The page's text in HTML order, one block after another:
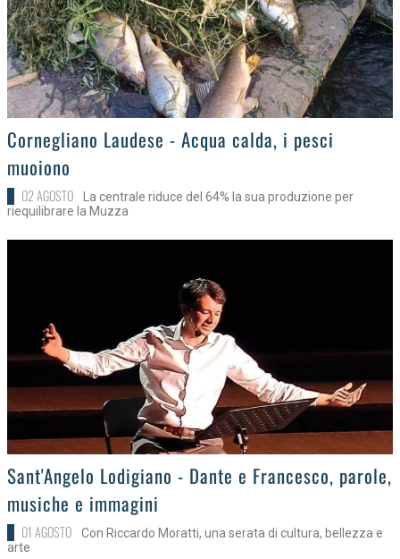
>
Cornegliano Laudese - Acqua calda, i pesci
muoiono
02 AGOSTO
La centrale riduce del 64% la sua produzione per
riequilibrare la Muzza
>
Sant'Angelo Lodigiano - Dante e Francesco, parole,
musiche e immagini
01 AGOSTO
Con Riccardo Moratti, una serata di cultura, bellezza e
arte